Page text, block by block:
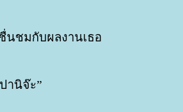
นชมกับผลงานเธอ
านิจ๊ะ”